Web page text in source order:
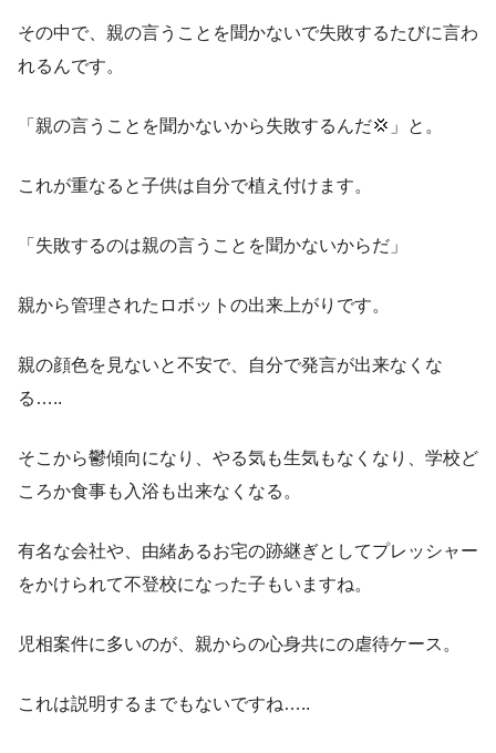
その中で、親の言うことを聞かないで失敗するたびに言わ
れるんです。
「親の言うことを聞かないから失敗するんだ💢」と。
これが重なると子供は自分で植え付けます。
「失敗するのは親の言うことを聞かないからだ」
親から管理されたロボットの出来上がりです。
親の顔色を見ないと不安で、自分で発言が出来なくな
る…..
そこから鬱傾向になり、やる気も生気もなくなり、学校ど
ころか食事も入浴も出来なくなる。
有名な会社や、由緒あるお宅の跡継ぎとしてプレッシャー
をかけられて不登校になった子もいますね。
児相案件に多いのが、親からの心身共にの虐待ケース。
これは説明するまでもないですね…..